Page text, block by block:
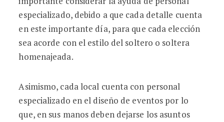
especializado, debido a que cada detalle cuenta
en este importante día, para que cada elección
sea acorde con el estilo del soltero o soltera
homenajeada.
Asimismo, cada local cuenta con personal
especializado en el diseño de eventos por lo
que, en sus manos deben dejarse los asuntos